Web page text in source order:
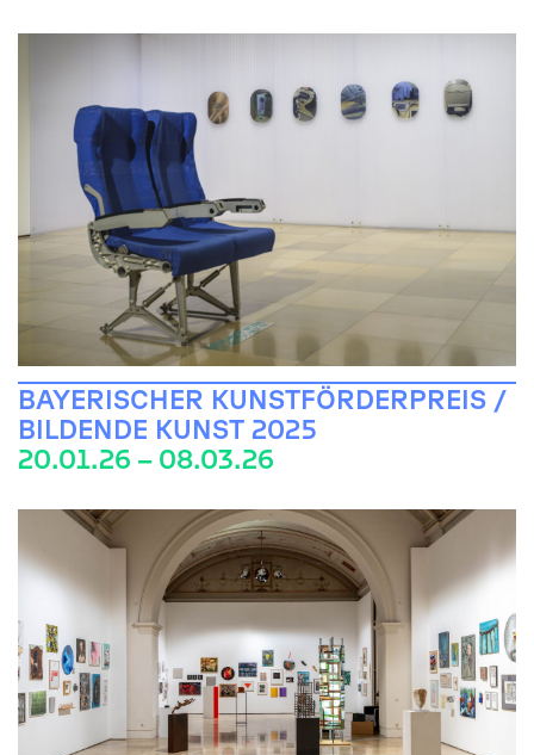
BAYERISCHER KUNSTFÖRDERPREIS /
BILDENDE KUNST 2025
20.01.26 – 08.03.26